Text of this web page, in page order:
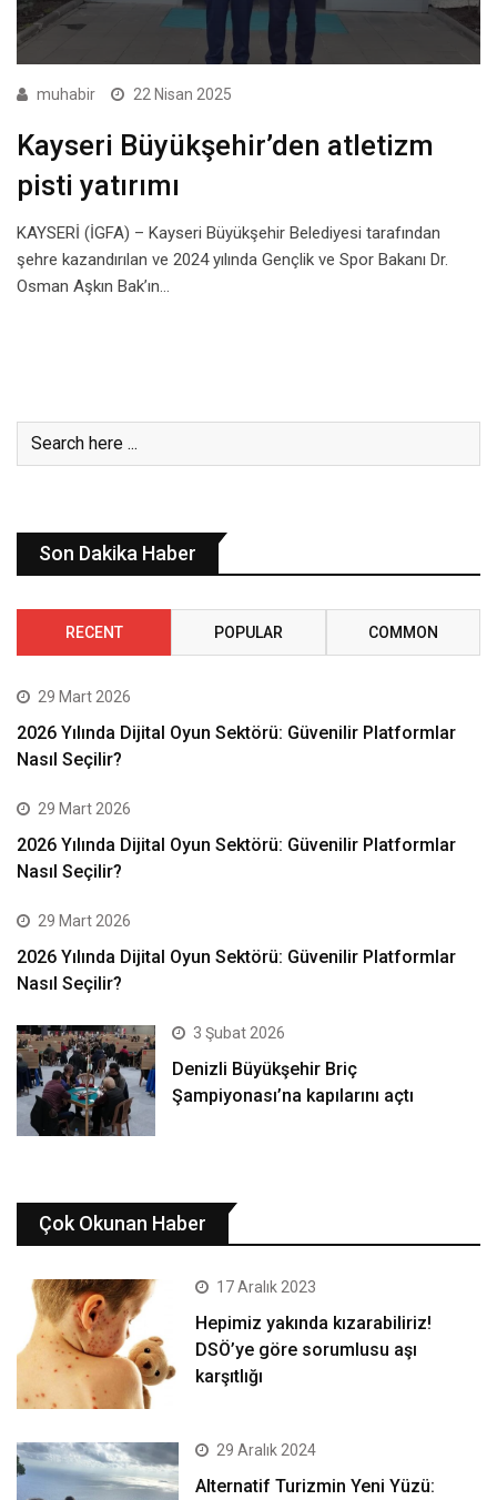
muhabir 22 Nisan 2025
Kayseri Büyükşehir’den atletizm
pisti yatırımı
KAYSERİ (İGFA) – Kayseri Büyükşehir Belediyesi tarafından
şehre kazandırılan ve 2024 yılında Gençlik ve Spor Bakanı Dr.
Osman Aşkın Bak’ın…
Son Dakika Haber
RECENT POPULAR COMMON
29 Mart 2026
2026 Yılında Dijital Oyun Sektörü: Güvenilir Platformlar
Nasıl Seçilir?
29 Mart 2026
2026 Yılında Dijital Oyun Sektörü: Güvenilir Platformlar
Nasıl Seçilir?
29 Mart 2026
2026 Yılında Dijital Oyun Sektörü: Güvenilir Platformlar
Nasıl Seçilir?
3 Şubat 2026
Denizli Büyükşehir Briç
Şampiyonası’na kapılarını açtı
Çok Okunan Haber
17 Aralık 2023
Hepimiz yakında kızarabiliriz!
DSÖ’ye göre sorumlusu aşı
karşıtlığı
29 Aralık 2024
Alternatif Turizmin Yeni Yüzü: